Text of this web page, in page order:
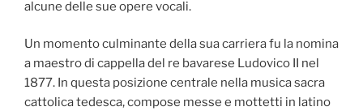
alcune delle sue opere vocali.
Un momento culminante della sua carriera fu la nomina
a maestro di cappella del re bavarese Ludovico II nel
1877. In questa posizione centrale nella musica sacra
cattolica tedesca, compose messe e mottetti in latino